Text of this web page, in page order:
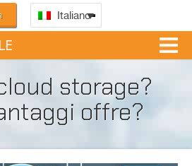
Italiano
storage?
offre?